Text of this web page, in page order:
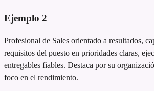
Ejemplo 2
Profesional de Sales orientado a resultados,
requisitos del puesto en prioridades claras,
entregables fiables. Destaca por su
foco en el rendimiento.